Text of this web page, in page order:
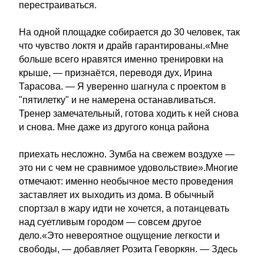
перестраиваться.
На одной площадке собирается до 30 человек, так
что чувство локтя и драйв гарантированы.«Мне
больше всего нравятся именно тренировки на
крыше, — признаётся, переводя дух, Ирина
Тарасова. — Я уверенно шагнула с проектом в
"пятилетку" и не намерена останавливаться.
Тренер замечательный, готова ходить к ней снова
и снова. Мне даже из другого конца района
приехать несложно. Зумба на свежем воздухе —
это ни с чем не сравнимое удовольствие».Многие
отмечают: именно необычное место проведения
заставляет их выходить из дома. В обычный
спортзал в жару идти не хочется, а потанцевать
над суетливым городом — совсем другое
дело.«Это невероятное ощущение легкости и
свободы, — добавляет Розита Геворкян. — Здесь